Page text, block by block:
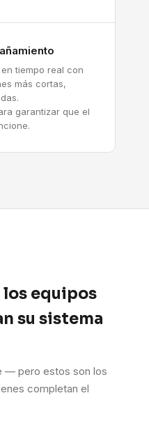
tiempo real con
más cortas,
garantizar que el
equipos
su sistema
— pero estos son los
completan el